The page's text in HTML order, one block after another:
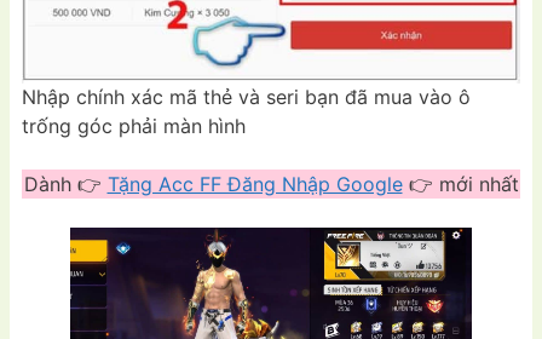
Nhập chính xác mã thẻ và seri bạn đã mua vào ô
trống góc phải màn hình
Dành 👉 Tặng Acc FF Đăng Nhập Google👉 mới nhất